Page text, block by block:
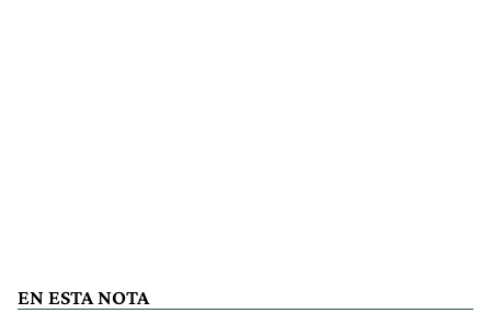
EN ESTA NOTA